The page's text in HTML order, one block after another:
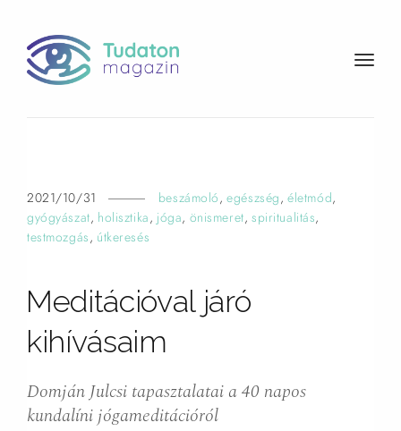
t
2021/10/31 beszámoló,egészség,életmód,
gyógyászat, holisztika, jóga, önismeret,spiritualitás,
testmozgás, útkeresés
Meditációval járó
kihívásaim
Domján Julcsi tapasztalatai a 40 napos
kundalíni jógameditációról